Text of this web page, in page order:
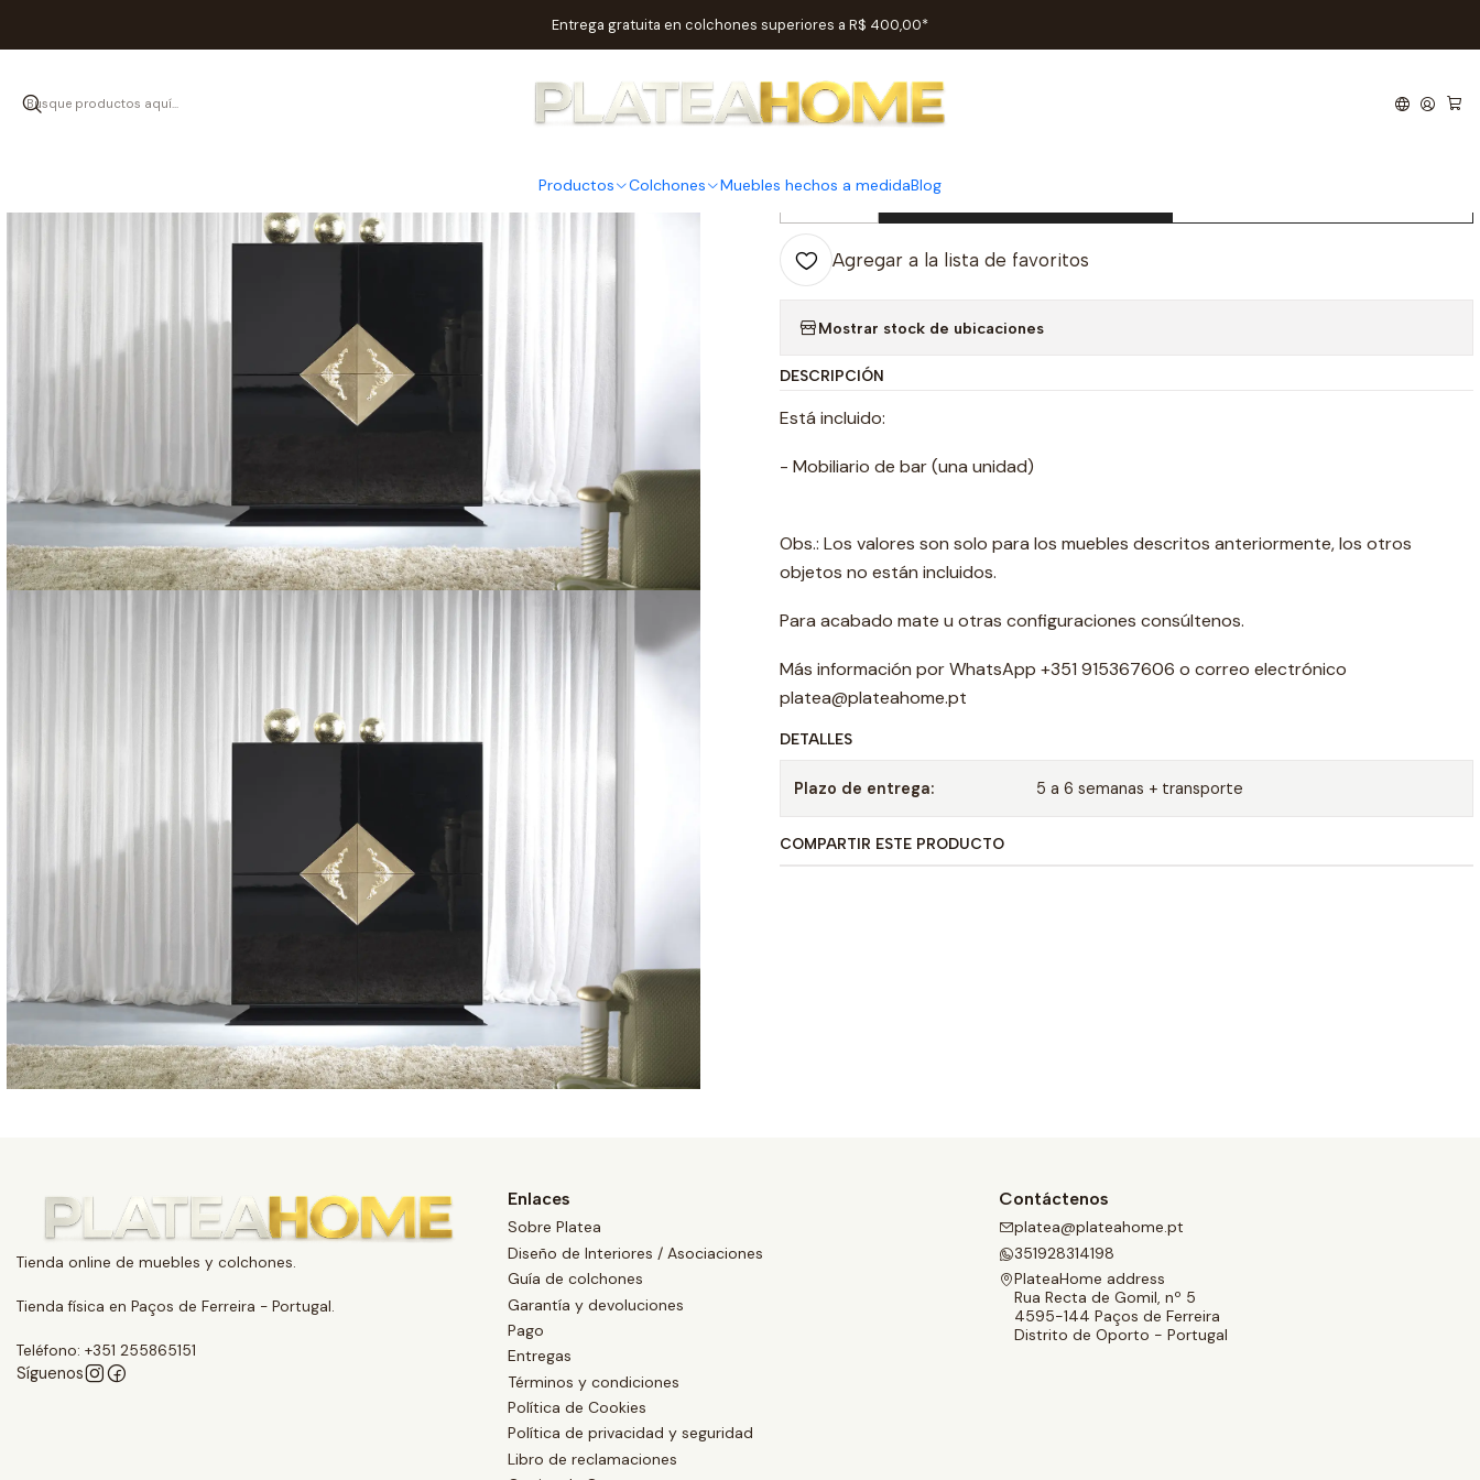
Productos Colchones Muebles hechos a medidaBlog
Entrega gratuita en colchones superiores a R$ 400,00*
Salas Muebles de bar Bar Shine Negro / Dorado M189
|
Bar Shine Negro / Dorado M189
Cantidad
Agregar a la lista de favoritos
Mostrar stock de ubicaciones
DESCRIPCIÓN
Está incluido:
- Mobiliario de bar (una unidad)
Obs.: Los valores son solo para los muebles descritos anteriormente, los otros
objetos no están incluidos.
Para acabado mate u otras configuraciones consúltenos.
Más información por WhatsApp +351 915367606 o correo electrónico
platea@plateahome.pt
DETALLES
Plazo de entrega: 5 a 6 semanas + transporte
COMPARTIR ESTE PRODUCTO
Tienda online de muebles y colchones.
Tienda física en Paços de Ferreira - Portugal.
Teléfono: +351 255865151
Síguenos
Enlaces
Sobre Platea
Diseño de Interiores / Asociaciones
Guía de colchones
Garantía y devoluciones
Pago
Entregas
Términos y condiciones
Política de Cookies
Política de privacidad y seguridad
Libro de reclamaciones
Contáctenos
platea@plateahome.pt
351928314198
PlateaHome address
Rua Recta de Gomil, nº 5
4595-144 Paços de Ferreira
Distrito de Oporto - Portugal